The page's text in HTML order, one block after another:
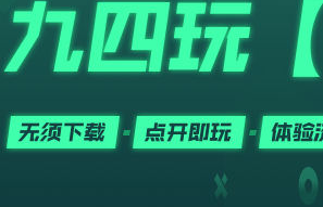
PC官网、CPS系统…等
H5游戏联运系统
游戏联运系统（海外版）
全
游
后台
游
H5游戏列表
热门游戏、大厂游戏、高分成
热门经典页游、高分成
小程序游戏列表
自适应所有终端机型，引流更方便
陪玩APP
陪玩后台管理系统
原